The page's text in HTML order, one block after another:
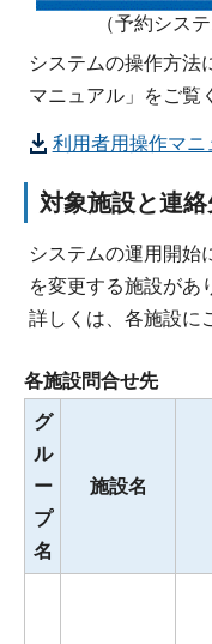
（予約シス
システムの操作方法
マニュアル」をご覧
利用者用操作マニ
対象施設と連
システムの運用開始
を変更する施設があ
詳しくは、各施設に
各施設問合せ先
グ
ル
ー
プ
名
施設名